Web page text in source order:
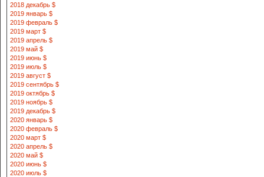
2018 декабрь $
2019 январь $
2019 февраль $
2019 март $
2019 апрель $
2019 май $
2019 июнь $
2019 июль $
2019 август $
2019 сентябрь $
2019 октябрь $
2019 ноябрь $
2019 декабрь $
2020 январь $
2020 февраль $
2020 март $
2020 апрель $
2020 май $
2020 июнь $
2020 июль $